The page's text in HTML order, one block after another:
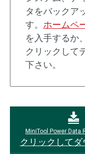
タをバックア
す。 ホームペ
を入手するか
クリックして
下さい。
MiniTool Power Data
クリックして